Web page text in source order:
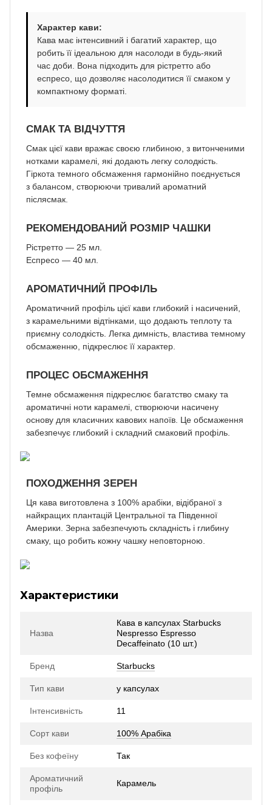
Характер кави:
Кава має інтенсивний і багатий характер, що
робить її ідеальною для насолоди в будь-який
час доби. Вона підходить для рістретто або
еспресо, що дозволяє насолодитися її смаком у
компактному форматі.
СМАК ТА ВІДЧУТТЯ
Смак цієї кави вражає своєю глибиною, з витонченими
нотками карамелі, які додають легку солодкість.
Гіркота темного обсмаження гармонійно поєднується
з балансом, створюючи тривалий ароматний
післясмак.
РЕКОМЕНДОВАНИЙ РОЗМІР ЧАШКИ
Рістретто — 25 мл.
Еспресо — 40 мл.
АРОМАТИЧНИЙ ПРОФІЛЬ
Ароматичний профіль цієї кави глибокий і насичений,
з карамельними відтінками, що додають теплоту та
приємну солодкість. Легка димність, властива темному
обсмаженню, підкреслює її характер.
ПРОЦЕС ОБСМАЖЕННЯ
Темне обсмаження підкреслює багатство смаку та
ароматичні ноти карамелі, створюючи насичену
основу для класичних кавових напоїв. Це обсмаження
забезпечує глибокий і складний смаковий профіль.
ПОХОДЖЕННЯ ЗЕРЕН
Ця кава виготовлена з 100% арабіки, відібраної з
найкращих плантацій Центральної та Південної
Америки. Зерна забезпечують складність і глибину
смаку, що робить кожну чашку неповторною.
Характеристики
Назва
Кава в капсулах Starbucks
Nespresso Espresso
Decaffeinato (10 шт.)
Бренд Starbucks
Тип кави у капсулах
Інтенсивність 11
Сорт кави 100% Арабіка
Без кофеїну Так
Ароматичний
профіль
Карамель